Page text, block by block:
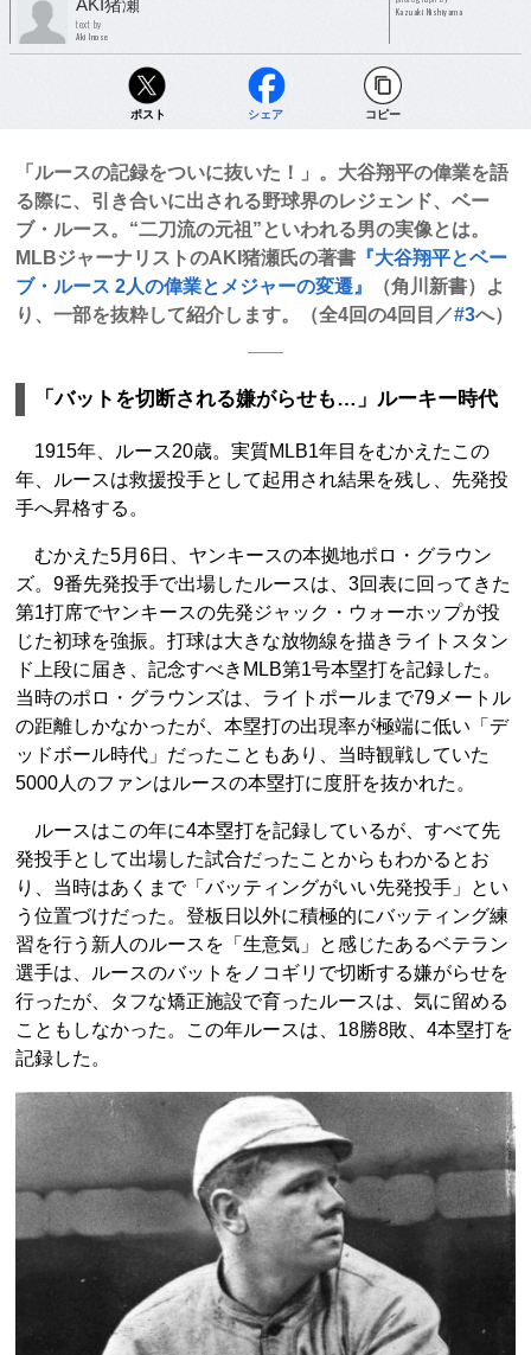
AKI猪瀬
text by
Aki Inose
Kazuaki Nishiyama
ポスト シェア コピー
「ルースの記録をついに抜いた！」。大谷翔平の偉業を語
る際に、引き合いに出される野球界のレジェンド、ベー
ブ・ルース。“二刀流の元祖”といわれる男の実像とは。
MLBジャーナリストのAKI猪瀬氏の著書 『大谷翔平とベー
ブ・ルース 2人の偉業とメジャーの変遷』
（角川新書）よ
り、一部を抜粋して紹介します。（全4回の4回目／#3へ）
「バットを切断される嫌がらせも…」ルーキー時代
1915年、ルース20歳。実質MLB1年目をむかえたこの
年、ルースは救援投手として起用され結果を残し、先発投
手へ昇格する。
むかえた5月6日、ヤンキースの本拠地ポロ・グラウン
ズ。9番先発投手で出場したルースは、3回表に回ってきた
第1打席でヤンキースの先発ジャック・ウォーホップが投
じた初球を強振。打球は大きな放物線を描きライトスタン
ド上段に届き、記念すべきMLB第1号本塁打を記録した。
当時のポロ・グラウンズは、ライトポールまで79メートル
の距離しかなかったが、本塁打の出現率が極端に低い「デ
ッドボール時代」だったこともあり、当時観戦していた
5000人のファンはルースの本塁打に度肝を抜かれた。
ルースはこの年に4本塁打を記録しているが、すべて先
発投手として出場した試合だったことからもわかるとお
り、当時はあくまで「バッティングがいい先発投手」とい
う位置づけだった。登板日以外に積極的にバッティング練
習を行う新人のルースを「生意気」と感じたあるベテラン
選手は、ルースのバットをノコギリで切断する嫌がらせを
行ったが、タフな矯正施設で育ったルースは、気に留める
こともしなかった。この年ルースは、18勝8敗、4本塁打を
記録した。